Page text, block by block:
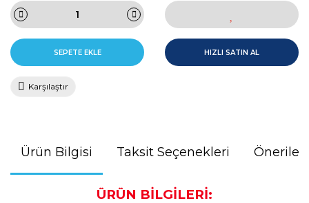
SEPETE EKLE HIZLI SATIN AL
Karşılaştır
Ürün Bilgisi Taksit Seçenekleri
ÜRÜN BİLGİLERİ: